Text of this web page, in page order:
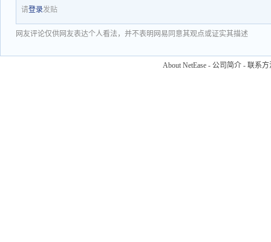
请登录发贴
网友评论仅供网友表达个人看法，并不表明网易同意其观点或证实其描述
About NetEase - 公司简介 - 联系方